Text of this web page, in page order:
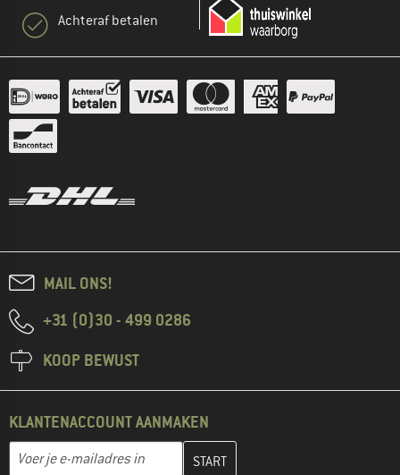
Achteraf betalen
MAIL ONS!
+31 (0)30 - 499 0286
KOOP BEWUST
KLANTENACCOUNT AANMAKEN
E-mailadres
Vul je e-mailadres hier in en maak in de volgende stap je